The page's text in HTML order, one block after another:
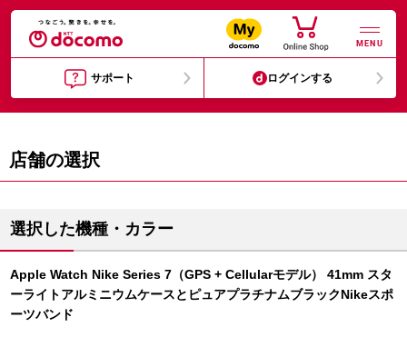
MENU
サポート ログインする
店舗の選択
選択した機種・カラー
Apple Watch Nike Series 7（GPS + Cellularモデル） 41mm スタ
ーライトアルミニウムケースとピュアプラチナムブラックNikeスポ
ーツバンド